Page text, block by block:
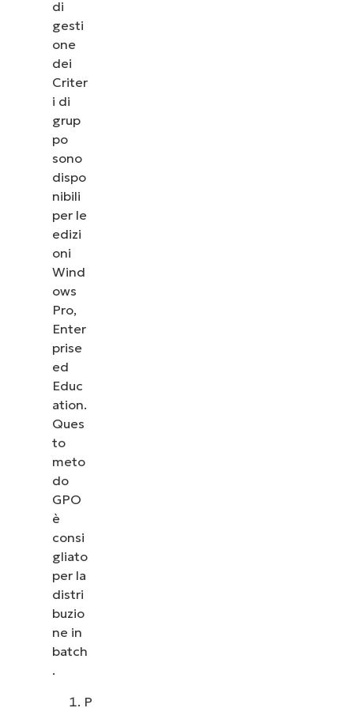
di
gesti
one
dei
Criter
i di
grup
po
sono
dispo
nibili
per le
edizi
oni
Wind
ows
Pro,
Enter
prise
ed
Educ
ation.
Ques
to
meto
do
GPO
è
consi
gliato
per la
distri
buzio
ne in
batch
.
P